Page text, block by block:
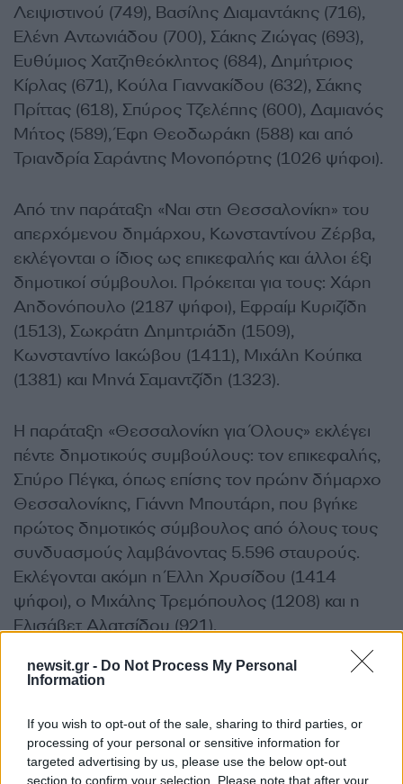
newsit.gr - Do Not Process My Personal
Information
If you wish to opt-out of the sale, sharing to third parties, or
processing of your personal or sensitive information for
targeted advertising by us, please use the below opt-out
section to confirm your selection. Please note that after your
Λειψιστινού (749), Βασίλης Διαμαντάκης (716),
Ελένη Αντωνιάδου (700), Σάκης Ζιώγας (693),
Ευθύμιος Χατζηθεόκλητος (684), Δημήτριος
Κίρλας (671), Κούλα Γιαννακίδου (632), Σάκης
Πρίττας (618), Σπύρος Τζελέπης (600), Δαμιανός
Μήτος (589), Έφη Θεοδωράκη (588) και από
Τριανδρία Σαράντης Μονοπόρτης (1026 ψήφοι).
Από την παράταξη «Ναι στη Θεσσαλονίκη» του
απερχόμενου δημάρχου, Κωνσταντίνου Ζέρβα,
εκλέγονται ο ίδιος ως επικεφαλής και άλλοι έξι
δημοτικοί σύμβουλοι. Πρόκειται για τους: Χάρη
Αηδονόπουλο (2187 ψήφοι), Εφραίμ Κυριζίδη
(1513), Σωκράτη Δημητριάδη (1509),
Κωνσταντίνο Ιακώβου (1411), Μιχάλη Κούπκα
(1381) και Μηνά Σαμαντζίδη (1323).
Η παράταξη «Θεσσαλονίκη για Όλους» εκλέγει
πέντε δημοτικούς συμβούλους: τον επικεφαλής,
Σπύρο Πέγκα, όπως επίσης τον πρώην δήμαρχο
Θεσσαλονίκης, Γιάννη Μπουτάρη, που βγήκε
πρώτος δημοτικός σύμβουλος από όλους τους
συνδυασμούς λαμβάνοντας 5.596 σταυρούς.
Εκλέγονται ακόμη η Έλλη Χρυσίδου (1414
ψήφοι), ο Μιχάλης Τρεμόπουλος (1208) και η
Ελισάβετ Αλατσίδου (921).
Η «Λαϊκή Συσπείρωση» μετρά δύο συμβούλους,
Τομπουλίδη και τον πρώτο σε σταυρούς Μιχάλη
Κωνσταντινίδη (1048 ψήφοι), ενώ τις τρεις
τελευταίες έδρες λαμβάνουν οι επικεφαλής των